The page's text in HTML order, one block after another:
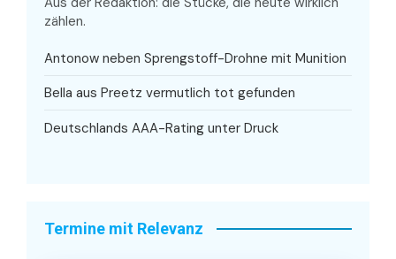
zählen.
Antonow neben Sprengstoff-Drohne mit Munition
Bella aus Preetz vermutlich tot gefunden
Deutschlands AAA-Rating unter Druck
Termine mit Relevanz